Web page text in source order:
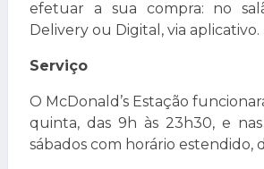
efetuar a sua compra: no
Delivery ou Digital, via aplicativo.
Serviço
O McDonald’s Estação
quinta, das 9h às 23h30, e nas
sábados com horário estendido,